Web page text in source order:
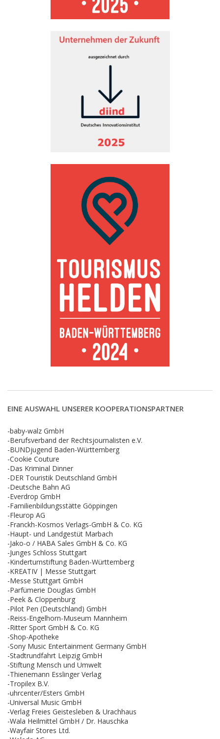
EINE AUSWAHL UNSERER KOOPERATIONSPARTNER
-baby-walz GmbH
-Berufsverband der Rechtsjournalisten e.V.
-BUNDjugend Baden-Württemberg
-Cookie Couture
-Das Kriminal Dinner
-DER Touristik Deutschland GmbH
-Deutsche Bahn AG
-Everdrop GmbH
-Familienbildungsstätte Göppingen
-Fleurop AG
-Franckh-Kosmos Verlags-GmbH & Co. KG
-Haupt- und Landgestüt Marbach
-Jako-o / HABA Sales GmbH & Co. KG
-Junges Schloss Stuttgart
-Kinderturnstiftung Baden-Württemberg
-KREATIV | Messe Stuttgart
-Messe Stuttgart GmbH
-Parfümerie Douglas GmbH
-Peek & Cloppenburg
-Pilot Pen (Deutschland) GmbH
-Reiss-Engelhorn-Museum Mannheim
-Ritter Sport GmbH & Co. KG
-Shop-Apotheke
-Sony Music Entertainment Germany GmbH
-Stadtrundfahrt Leipzig GmbH
-Stiftung Mensch und Umwelt
-Thienemann Esslinger Verlag
-Tropilex B.V.
-uhrcenter/Esters GmbH
-Universal Music GmbH
-Verlag Freies Geistesleben & Urachhaus
-Wala Heilmittel GmbH / Dr. Hauschka
-Wayfair Stores Ltd.